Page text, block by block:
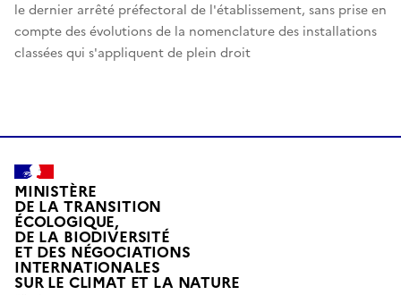
le dernier arrêté préfectoral de l'établissement, sans prise en
compte des évolutions de la nomenclature des installations
classées qui s'appliquent de plein droit
MINISTÈRE
DE LA TRANSITION
ÉCOLOGIQUE,
DE LA BIODIVERSITÉ
ET DES NÉGOCIATIONS
INTERNATIONALES
SUR LE CLIMAT ET LA NATUREL